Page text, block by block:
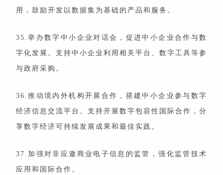
用，鼓励开发以数据集为基础的产品和服务。
35.举办数字中小企业对话会，促进中小企业合作与数
字化发展。支持中小企业利用相关平台、数字工具等参
与政府采购。
36.推动境内外机构开展合作，搭建中小企业参与数字
经济信息交流平台。支持开展数字包容性国际合作，分
享数字经济可持续发展成果和最佳实践。
37.加强对非应邀商业电子信息的监管，强化监管技术
应用和国际合作。